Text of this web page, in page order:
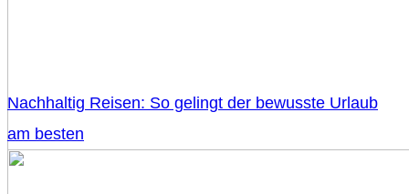
Nachhaltig Reisen: So gelingt der bewusste Urlaub
am besten